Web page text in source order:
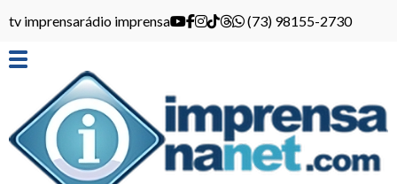
tv imprensarádio imprensa (73) 98155-2730